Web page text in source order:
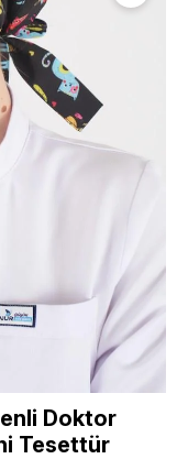
Doktor
Tesettür